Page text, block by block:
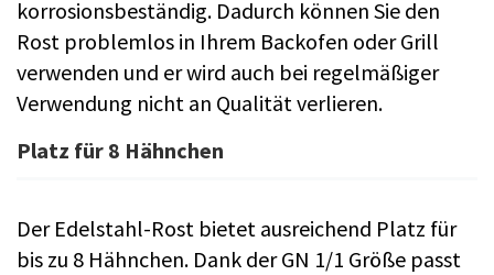
korrosionsbeständig. Dadurch können Sie den
Rost problemlos in Ihrem Backofen oder Grill
verwenden und er wird auch bei regelmäßiger
Verwendung nicht an Qualität verlieren.
Platz für 8 Hähnchen
Der Edelstahl-Rost bietet ausreichend Platz für
bis zu 8 Hähnchen. Dank der GN 1/1 Größe passt